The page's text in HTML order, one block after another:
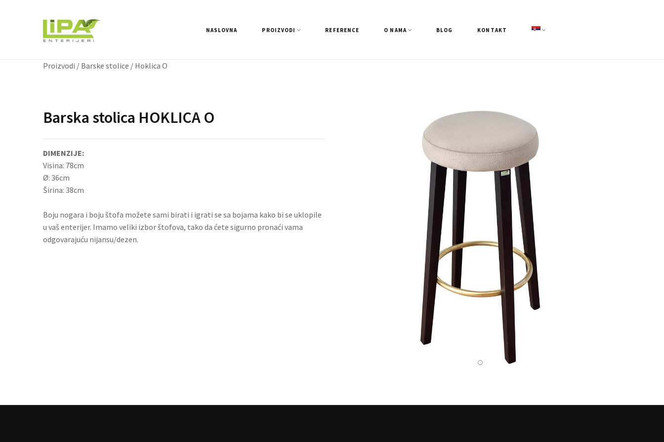
NASLOVNA PROIZVODI REFERENCE O NAMA BLOG KONTAKT
Proizvodi / Barske stolice / Hoklica O
Barska stolica HOKLICA O
DIMENZIJE:
Visina: 78cm
Ø: 36cm
Širina: 38cm
Boju nogara i boju štofa možete sami birati i igrati se sa bojama kako bi se uklopile
u vaš enterijer. Imamo veliki izbor štofova, tako da ćete sigurno pronaći vama
odgovarajuću nijansu/dezen.